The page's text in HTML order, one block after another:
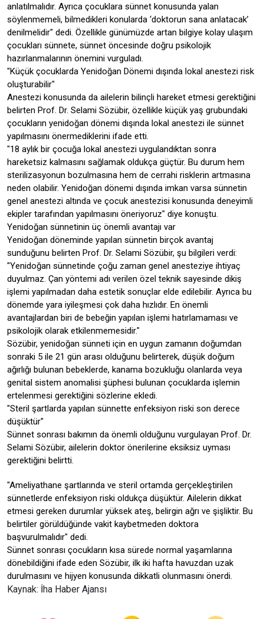
anlatılmalıdır. Ayrıca çocuklara sünnet konusunda yalan
söylenmemeli, bilmedikleri konularda ‘doktorun sana anlatacak’
denilmelidir" dedi. Özellikle günümüzde artan bilgiye kolay ulaşım
çocukları sünnete, sünnet öncesinde doğru psikolojik
hazırlanmalarının önemini vurguladı.
"Küçük çocuklarda Yenidoğan Dönemi dışında lokal anestezi risk
oluşturabilir"
Anestezi konusunda da ailelerin bilinçli hareket etmesi gerektiğini
belirten Prof. Dr. Selami Sözübir, özellikle küçük yaş grubundaki
çocukların yenidoğan dönemi dışında lokal anestezi ile sünnet
yapılmasını önermediklerini ifade etti.
"18 aylık bir çocuğa lokal anestezi uygulandıktan sonra
hareketsiz kalmasını sağlamak oldukça güçtür. Bu durum hem
sterilizasyonun bozulmasına hem de cerrahi risklerin artmasına
neden olabilir. Yenidoğan dönemi dışında imkan varsa sünnetin
genel anestezi altında ve çocuk anestezisi konusunda deneyimli
ekipler tarafından yapılmasını öneriyoruz" diye konuştu.
Yenidoğan sünnetinin üç önemli avantajı var
Yenidoğan döneminde yapılan sünnetin birçok avantaj
sunduğunu belirten Prof. Dr. Selami Sözübir, şu bilgileri verdi:
"Yenidoğan sünnetinde çoğu zaman genel anesteziye ihtiyaç
duyulmaz. Çan yöntemi adı verilen özel teknik sayesinde dikiş
işlemi yapılmadan daha estetik sonuçlar elde edilebilir. Ayrıca bu
dönemde yara iyileşmesi çok daha hızlıdır. En önemli
avantajlardan biri de bebeğin yapılan işlemi hatırlamaması ve
psikolojik olarak etkilenmemesidir."
Sözübir, yenidoğan sünneti için en uygun zamanın doğumdan
sonraki 5 ile 21 gün arası olduğunu belirterek, düşük doğum
ağırlığı bulunan bebeklerde, kanama bozukluğu olanlarda veya
genital sistem anomalisi şüphesi bulunan çocuklarda işlemin
ertelenmesi gerektiğini sözlerine ekledi.
"Steril şartlarda yapılan sünnette enfeksiyon riski son derece
düşüktür"
Sünnet sonrası bakımın da önemli olduğunu vurgulayan Prof. Dr.
Selami Sözübir, ailelerin doktor önerilerine eksiksiz uyması
gerektiğini belirtti.
"Ameliyathane şartlarında ve steril ortamda gerçekleştirilen
sünnetlerde enfeksiyon riski oldukça düşüktür. Ailelerin dikkat
etmesi gereken durumlar yüksek ateş, belirgin ağrı ve şişliktir. Bu
belirtiler görüldüğünde vakit kaybetmeden doktora
başvurulmalıdır" dedi.
Sünnet sonrası çocukların kısa sürede normal yaşamlarına
dönebildiğini ifade eden Sözübir, ilk iki hafta havuzdan uzak
durulmasını ve hijyen konusunda dikkatli olunmasını önerdi.
Kaynak: İha Haber Ajansı